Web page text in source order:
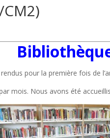
pour la première fois de
mois. Nous avons été